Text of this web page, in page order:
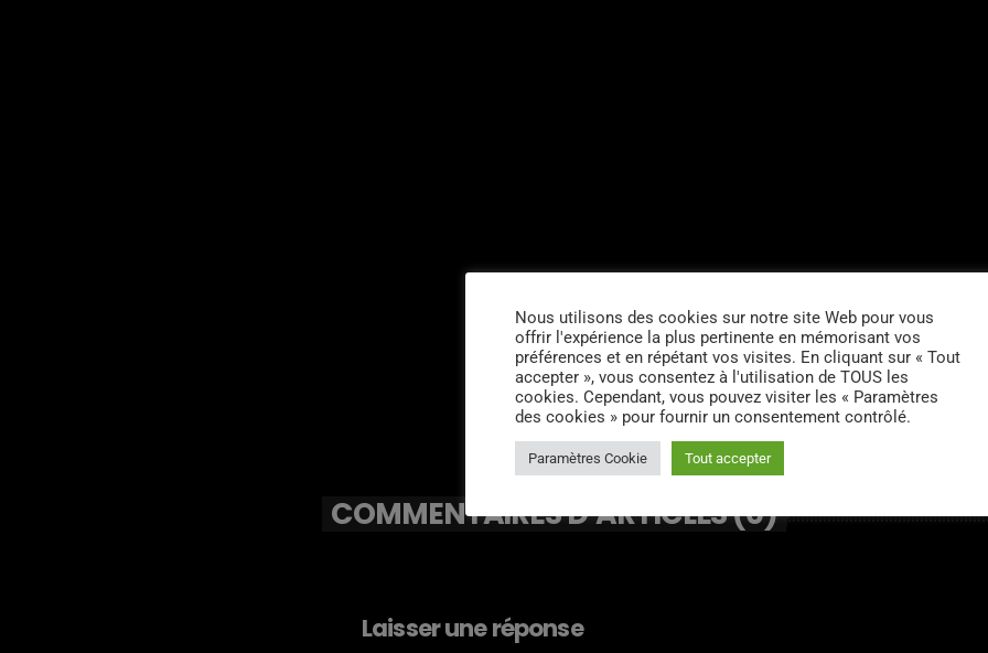
COMMENTAIRES D’ARTICLES (0)
Laisser une réponse
Nous utilisons des cookies sur notre site Web pour vous
offrir l'expérience la plus pertinente en mémorisant vos
préférences et en répétant vos visites. En cliquant sur « Tout
accepter », vous consentez à l'utilisation de TOUS les
cookies. Cependant, vous pouvez visiter les « Paramètres
des cookies » pour fournir un consentement contrôlé.
Paramètres Cookie Tout accepter